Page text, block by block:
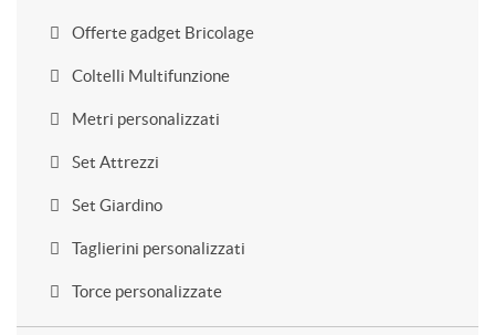
Offerte gadget Bricolage
Coltelli Multifunzione
Metri personalizzati
Set Attrezzi
Set Giardino
Taglierini personalizzati
Torce personalizzate